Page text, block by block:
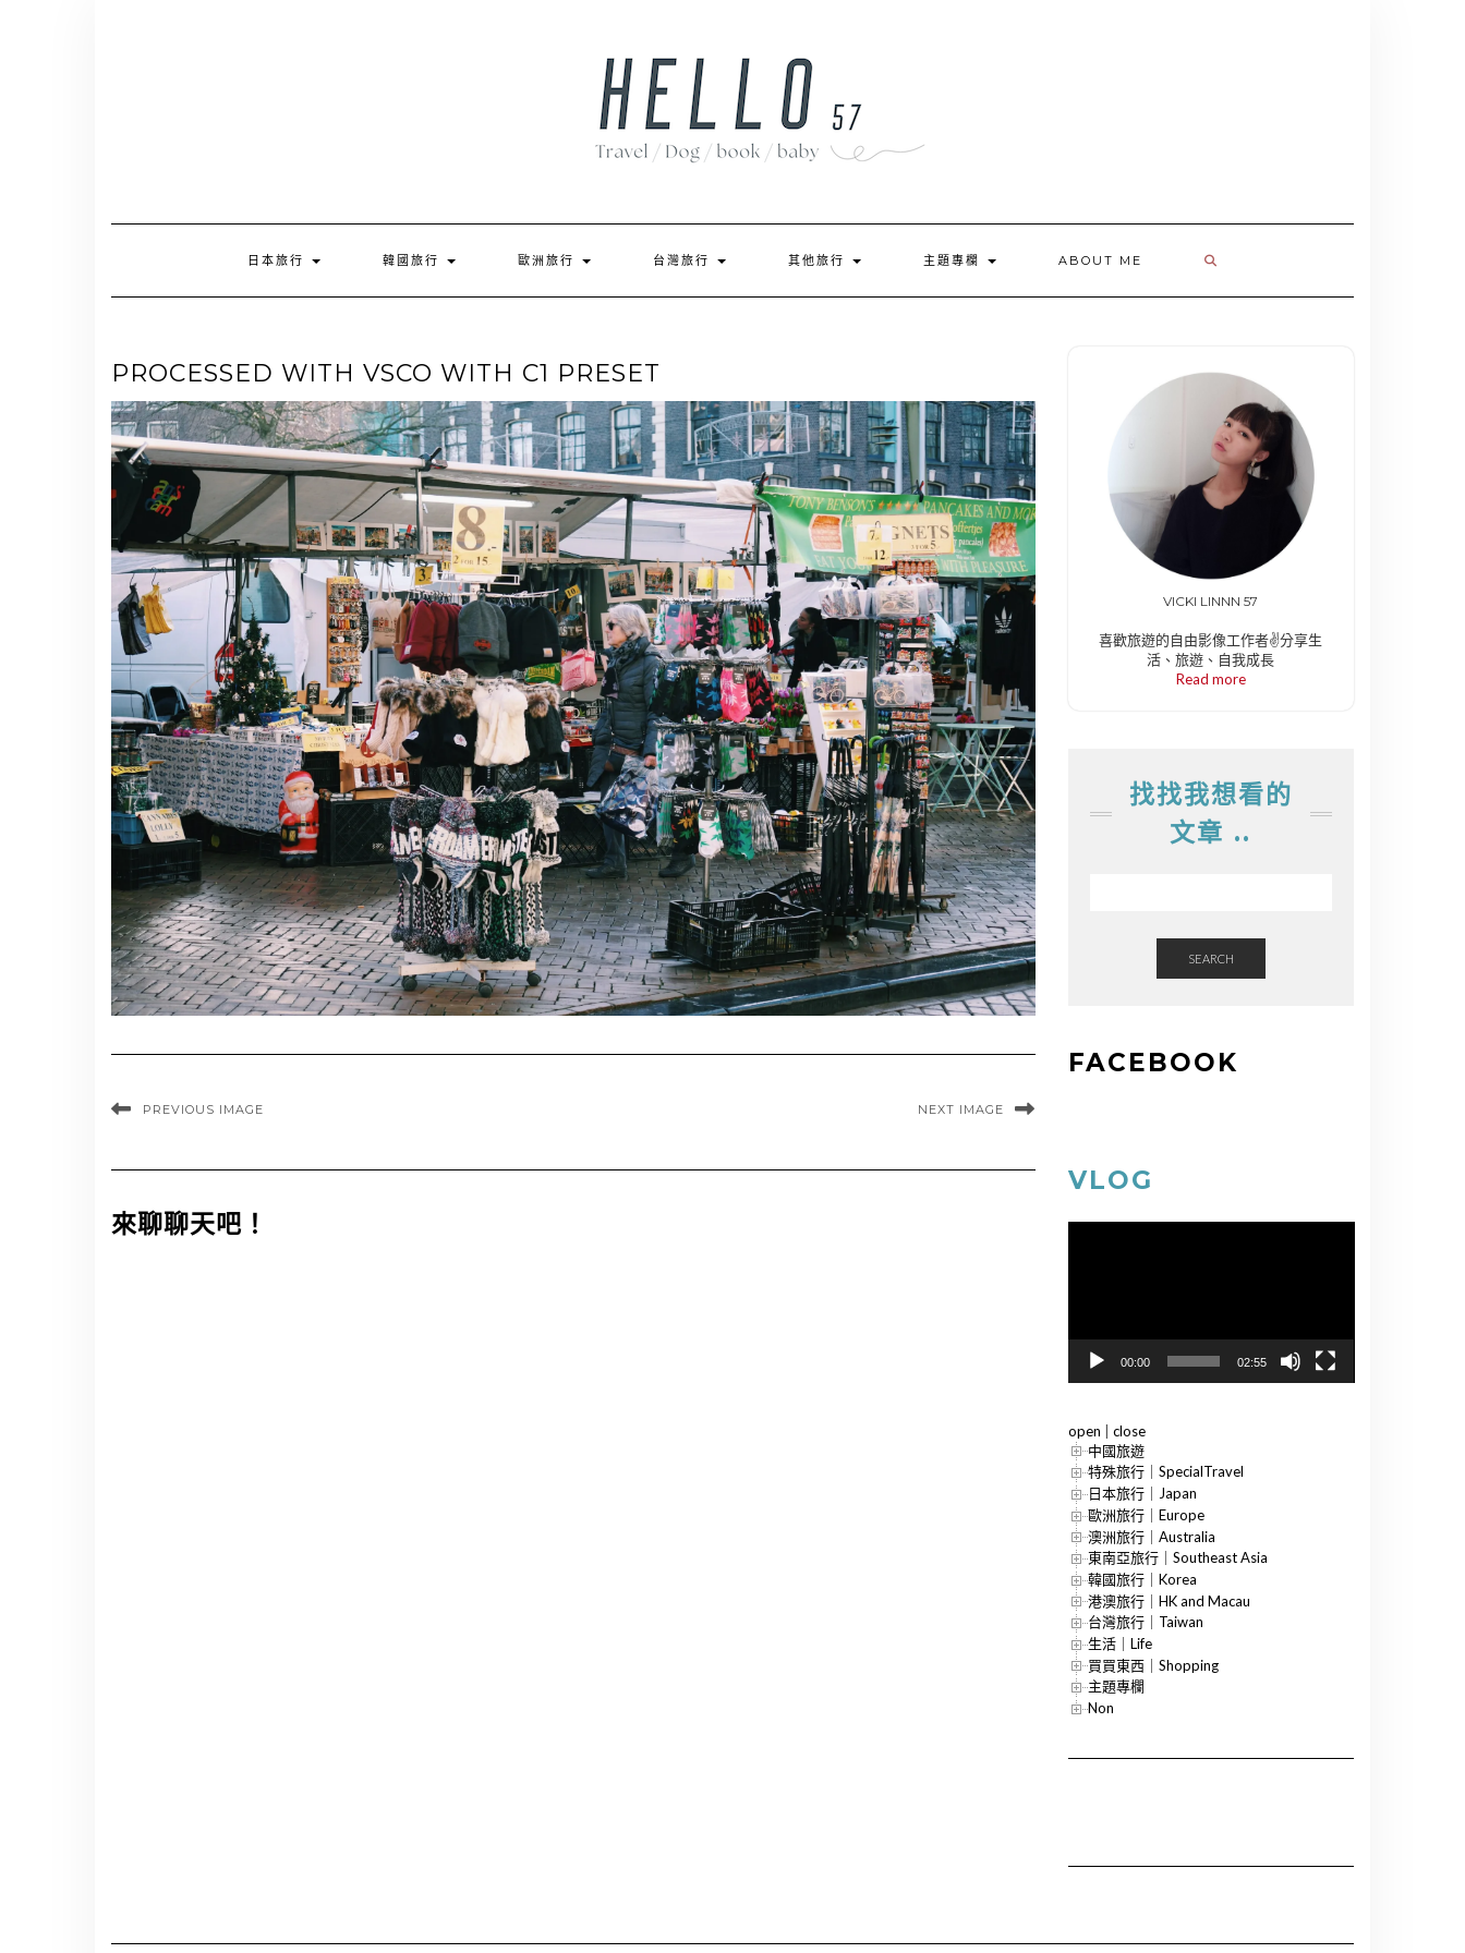
日本旅行 韓國旅行 歐洲旅行 台灣旅行 其他旅行 主題專欄 ABOUT ME
PROCESSED WITH VSCO WITH C1 PRESET
PREVIOUS IMAGE NEXT IMAGE
來聊聊天吧！
VICKI LINNN 57
喜歡旅遊的自由影像工作者✌️分享生
活、旅遊、自我成長
Read more
找找我想看的
文章 ..
SEARCH
FACEBOOK
VLOG
00:00 02:55
open
close
中國旅遊
特殊旅行｜SpecialTravel
日本旅行｜Japan
歐洲旅行｜Europe
澳洲旅行｜Australia
東南亞旅行｜Southeast Asia
韓國旅行｜Korea
港澳旅行｜HK and Macau
台灣旅行｜Taiwan
生活｜Life
買買東西｜Shopping
主題專欄
Non